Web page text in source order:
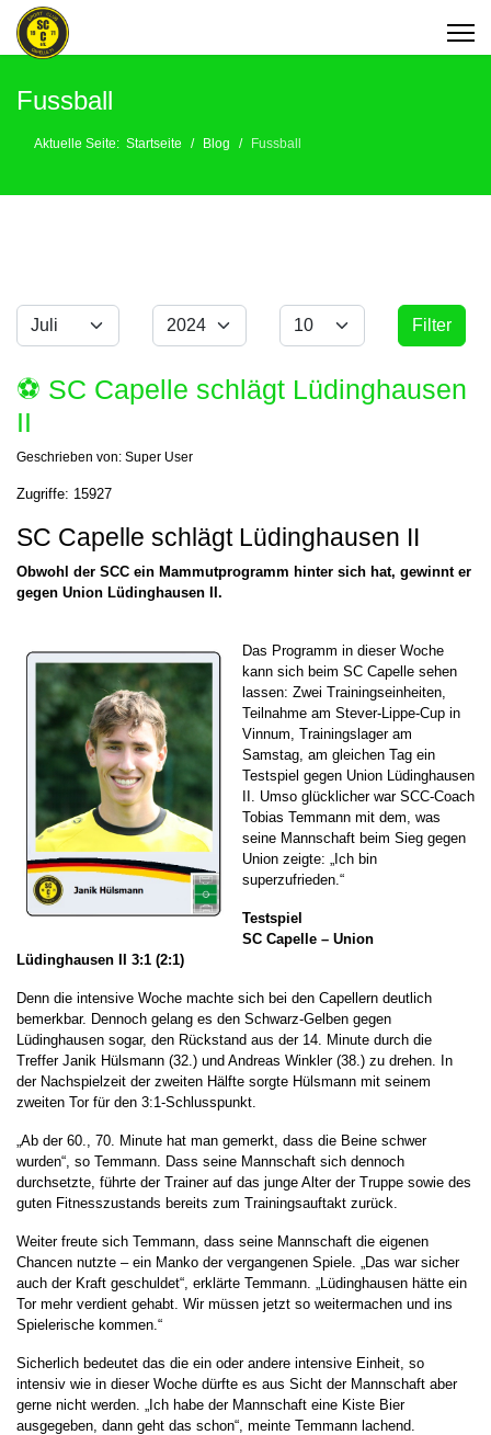
Fussball
Aktuelle Seite: Startseite Blog Fussball
Filter
Monat Jahr Anzeige #
Filter
⚽️ SC Capelle schlägt Lüdinghausen
II
Geschrieben von: Super User
Zugriffe: 15927
SC Capelle schlägt Lüdinghausen II
Obwohl der SCC ein Mammutprogramm hinter sich hat, gewinnt er
gegen Union Lüdinghausen II.
Das Programm in dieser Woche
kann sich beim SC Capelle sehen
lassen: Zwei Trainingseinheiten,
Teilnahme am Stever-Lippe-Cup in
Vinnum, Trainingslager am
Samstag, am gleichen Tag ein
Testspiel gegen Union Lüdinghausen
II. Umso glücklicher war SCC-Coach
Tobias Temmann mit dem, was
seine Mannschaft beim Sieg gegen
Union zeigte: „Ich bin
superzufrieden.“
Testspiel
SC Capelle – Union
Lüdinghausen II 3:1 (2:1)
Denn die intensive Woche machte sich bei den Capellern deutlich
bemerkbar. Dennoch gelang es den Schwarz-Gelben gegen
Lüdinghausen sogar, den Rückstand aus der 14. Minute durch die
Treffer Janik Hülsmann (32.) und Andreas Winkler (38.) zu drehen. In
der Nachspielzeit der zweiten Hälfte sorgte Hülsmann mit seinem
zweiten Tor für den 3:1-Schlusspunkt.
„Ab der 60., 70. Minute hat man gemerkt, dass die Beine schwer
wurden“, so Temmann. Dass seine Mannschaft sich dennoch
durchsetzte, führte der Trainer auf das junge Alter der Truppe sowie des
guten Fitnesszustands bereits zum Trainingsauftakt zurück.
Weiter freute sich Temmann, dass seine Mannschaft die eigenen
Chancen nutzte – ein Manko der vergangenen Spiele. „Das war sicher
auch der Kraft geschuldet“, erklärte Temmann. „Lüdinghausen hätte ein
Tor mehr verdient gehabt. Wir müssen jetzt so weitermachen und ins
Spielerische kommen.“
Sicherlich bedeutet das die ein oder andere intensive Einheit, so
intensiv wie in dieser Woche dürfte es aus Sicht der Mannschaft aber
gerne nicht werden. „Ich habe der Mannschaft eine Kiste Bier
ausgegeben, dann geht das schon“, meinte Temmann lachend.